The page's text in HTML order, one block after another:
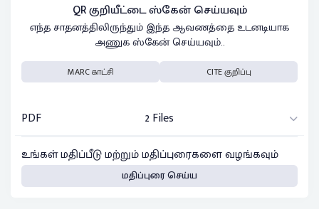
QR குறியீட்டை ஸ்கேன் செய்யவும்
எந்த சாதனத்திலிருந்தும் இந்த ஆவணத்தை உடனடியாக
அணுக ஸ்கேன் செய்யவும்..
MARC காட்சி CITE குறிப்பு
PDF
2 Files
உங்கள் மதிப்பீடு மற்றும் மதிப்புரைகளை வழங்கவும்
மதிப்புரை செய்ய